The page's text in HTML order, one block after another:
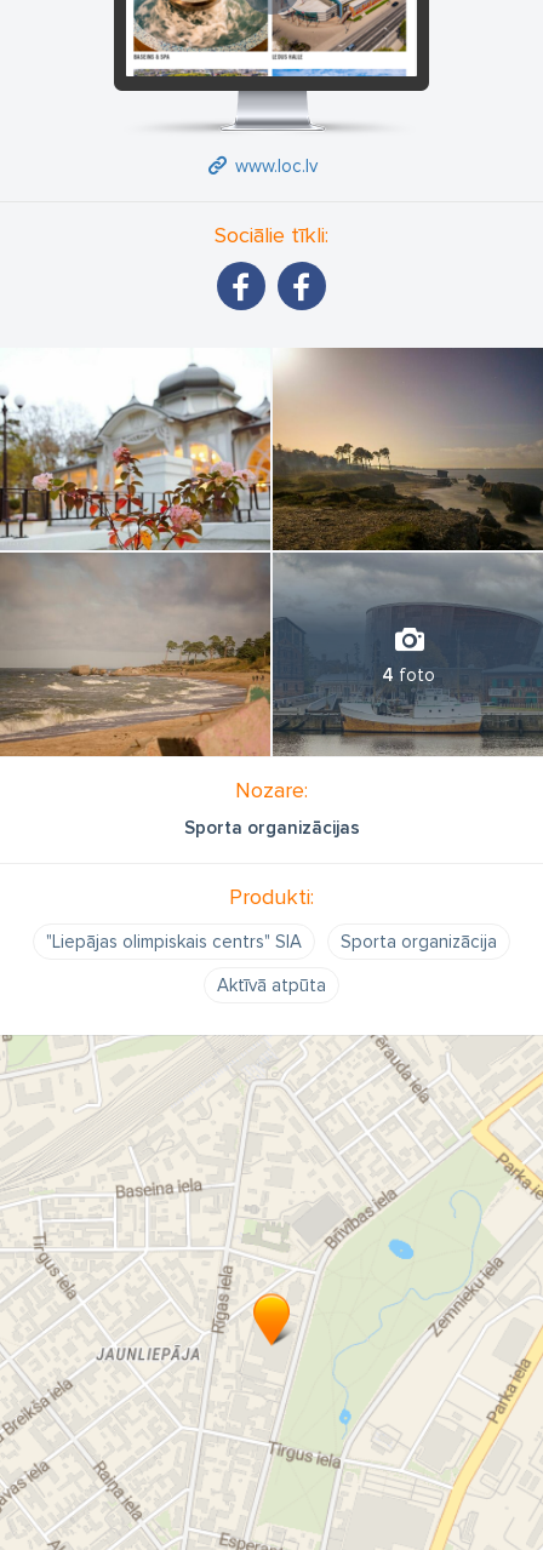
www.loc.lv
Sociālie tīkli:
4 foto
Nozare:
Sporta organizācijas
Produkti:
"Liepājas olimpiskais centrs" SIA
Sporta organizācija
Aktīvā atpūta